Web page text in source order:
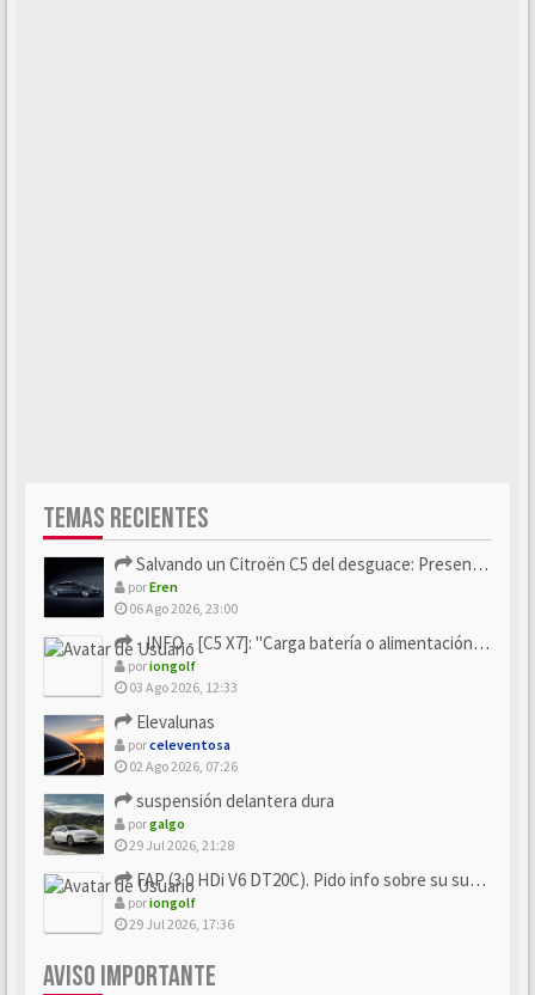
TEMAS RECIENTES
Salvando un Citroën C5 del desguace: Presentación y seguimiento
porEren
06 Ago 2026, 23:00
- INFO - [C5 X7]: "Carga batería o alimentación eléctri...
poriongolf
03 Ago 2026, 12:33
Elevalunas
porceleventosa
02 Ago 2026, 07:26
suspensión delantera dura
porgalgo
29 Jul 2026, 21:28
FAP (3.0 HDi V6 DT20C). Pido info sobre su sustitución
poriongolf
29 Jul 2026, 17:36
AVISO IMPORTANTE